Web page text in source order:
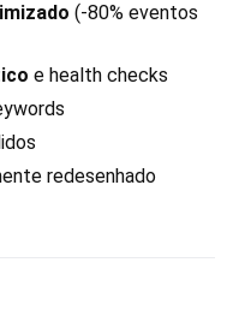
(-80% eventos
e health checks
redesenhado